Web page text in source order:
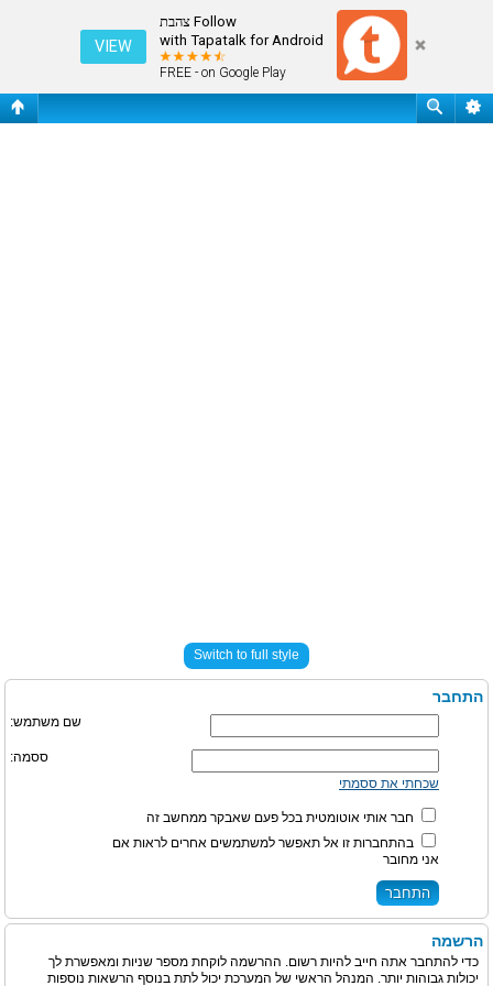
Follow צהבת
with Tapatalk for Android
FREE - on Google Play
VIEW
התחבר
Switch to full style
התחבר
שם משתמש:
ססמה:
שכחתי את ססמתי
חבר אותי אוטומטית בכל פעם שאבקר ממחשב זה
בהתחברות זו אל תאפשר למשתמשים אחרים לראות אם
אני מחובר
הרשמה
כדי להתחבר אתה חייב להיות רשום. ההרשמה לוקחת מספר שניות ומאפשרת לך
יכולות גבוהות יותר. המנהל הראשי של המערכת יכול לתת בנוסף הרשאות נוספות